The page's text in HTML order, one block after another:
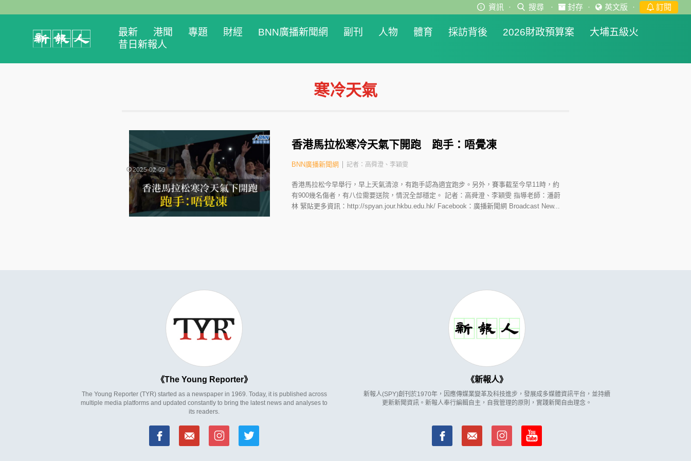
資訊 · 搜尋 · 封存 · 英文版 · 訂閱
最新 港聞 專題 財經 BNN廣播新聞網 副刊 人物 體育 採訪背後 2026財政預算案
大埔五級火
昔日新報人
寒冷天氣
香港馬拉松寒冷天氣下開跑 跑手：唔覺凍
2025-02-09
BNN廣播新聞網 記者：高舜澄、李穎雯
香港馬拉松今早舉行，早上天氣清涼，有跑手認為適宜跑步。另外，賽事截至今早11時，約
有900幾名傷者，有八位需要送院，情況全部穩定。 記者：高舜澄、李穎雯 指導老師：潘蔚
林 緊貼更多資訊：http://spyan.jour.hkbu.edu.hk/ Facebook：廣播新聞網 Broadcast New...
The Young Reporter
The Young Reporter (TYR) started as a newspaper in 1969. Today, it is published across
multiple media platforms and updated constantly to bring the latest news and analyses to
its readers.
新報人
新報人(SPY)創刊於1970年，因應傳媒業變革及科技進步，發展成多媒體資訊平台，並持續
更新新聞資訊。新報人奉行編輯自主，自我管理的原則，實踐新聞自由理念。